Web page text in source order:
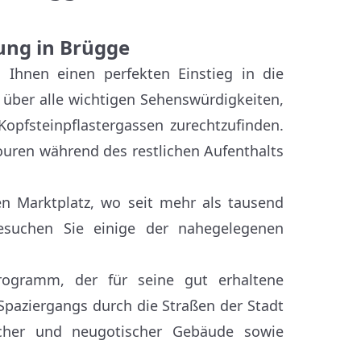
in Brügge
Ihnen einen perfekten Einstieg in die
alle wichtigen Sehenswürdigkeiten,
zurechtzufinden.
während des restlichen Aufenthalts
Marktplatz, wo seit mehr als tausend
Sie einige der nahegelegenen
der für seine gut erhaltene
durch die Straßen der Stadt
und neugotischer Gebäude sowie